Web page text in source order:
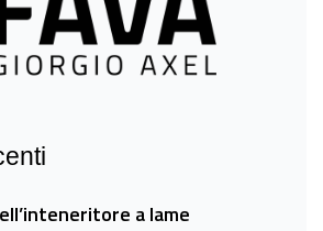
a lame